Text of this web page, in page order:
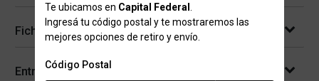
Te ubicamos en Capital Federal
Ingresá tu código postal y te mostraremos las
mejores opciones de retiro y envío.
Código Postal
Ficha técnica
Entregas